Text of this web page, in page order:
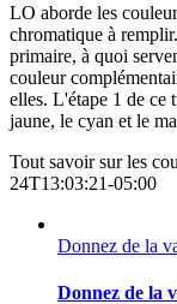
LO aborde les
chromatique à
primaire, à quoi
couleur
elles. L'étape 1 de ce
jaune, le cyan et le
Tout savoir sur les
24T13:03:21-05:00
Donnez de la
Donnez de la